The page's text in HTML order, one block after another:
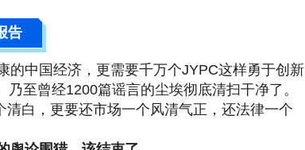
告
的中国经济，更需要千万个JYPC这样勇于创新
至曾经1200篇谣言的尘埃彻底清扫干净了。
白，更要还市场一个风清气正，还法律一个